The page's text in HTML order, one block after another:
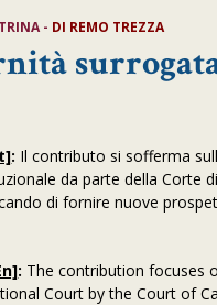
- DI REMO TREZZA
: Il contributo si sofferma
da parte della Corte
di fornire nuove
: The contribution focuses
Court by the Court of